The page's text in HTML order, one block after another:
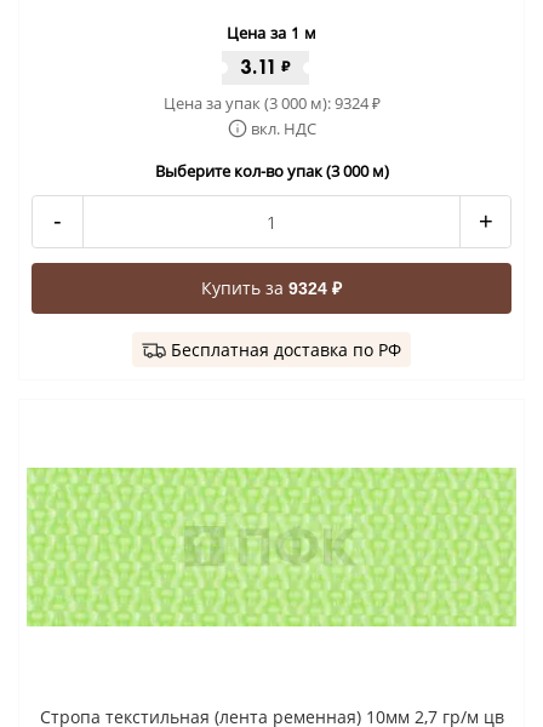
Цена за 1 м
3.11 ₽
Цена за упак (3 000 м):9324₽
вкл. НДС
Выберите кол-во упак (3 000 м)
- +
Купить за 9324 ₽
Бесплатная доставка по РФ
Стропа текстильная (лента ременная) 10мм 2,7 гр/м цв